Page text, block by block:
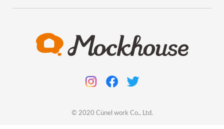
© 2020 Cünel work Co., Ltd.